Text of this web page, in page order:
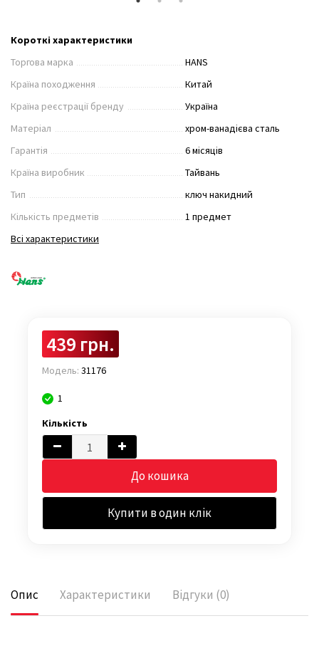
Короткі характеристики
Торгова марка
HANS
Країна походження
Китай
Країна реєстрації бренду
Україна
Матеріал
хром-ванадієва сталь
Гарантія
6 місяців
Країна виробник
Тайвань
Тип
ключ накидний
Кількість предметів
1 предмет
Всі характеристики
439 грн.
Модель: 31176
1
Кількість
До кошика
Купити в один клік
Опис Характеристики Відгуки (0)